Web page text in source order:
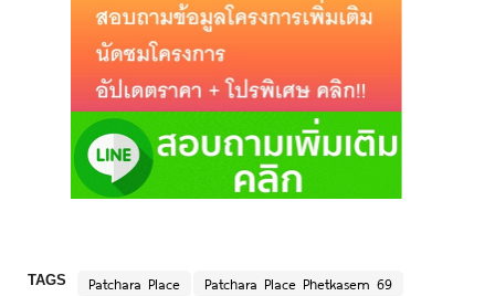
TAGS Patchara Place
Patchara Place Phetkasem 69